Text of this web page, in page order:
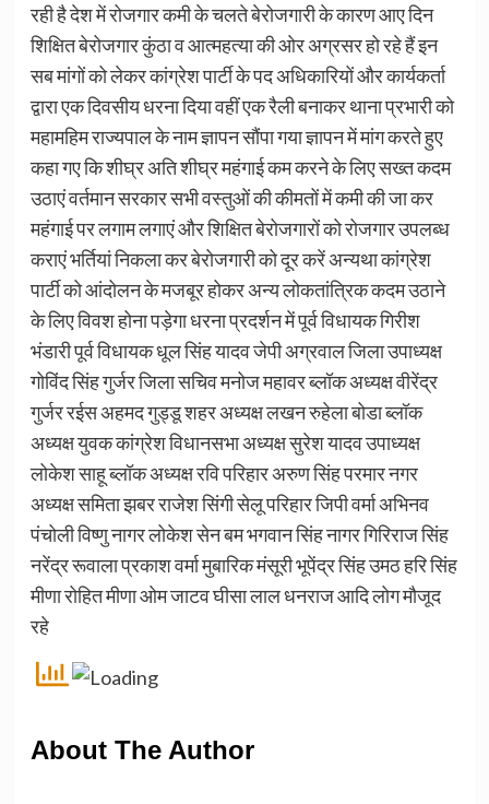
रही है देश में रोजगार कमी के चलते बेरोजगारी के कारण आए दिन
शिक्षित बेरोजगार कुंठा व आत्महत्या की ओर अग्रसर हो रहे हैं इन
सब मांगों को लेकर कांग्रेश पार्टी के पद अधिकारियों और कार्यकर्ता
द्वारा एक दिवसीय धरना दिया वहीं एक रैली बनाकर थाना प्रभारी को
महामहिम राज्यपाल के नाम ज्ञापन सौंपा गया ज्ञापन में मांग करते हुए
कहा गए कि शीघ्र अति शीघ्र महंगाई कम करने के लिए सख्त कदम
उठाएं वर्तमान सरकार सभी वस्तुओं की कीमतों में कमी की जा कर
महंगाई पर लगाम लगाएं और शिक्षित बेरोजगारों को रोजगार उपलब्ध
कराएं भर्तियां निकला कर बेरोजगारी को दूर करें अन्यथा कांग्रेश
पार्टी को आंदोलन के मजबूर होकर अन्य लोकतांत्रिक कदम उठाने
के लिए विवश होना पड़ेगा धरना प्रदर्शन में पूर्व विधायक गिरीश
भंडारी पूर्व विधायक धूल सिंह यादव जेपी अग्रवाल जिला उपाध्यक्ष
गोविंद सिंह गुर्जर जिला सचिव मनोज महावर ब्लॉक अध्यक्ष वीरेंद्र
गुर्जर रईस अहमद गुड्डू शहर अध्यक्ष लखन रुहेला बोडा ब्लॉक
अध्यक्ष युवक कांग्रेश विधानसभा अध्यक्ष सुरेश यादव उपाध्यक्ष
लोकेश साहू ब्लॉक अध्यक्ष रवि परिहार अरुण सिंह परमार नगर
अध्यक्ष समिता झबर राजेश सिंगी सेलू परिहार जिपी वर्मा अभिनव
पंचोली विष्णु नागर लोकेश सेन बम भगवान सिंह नागर गिरिराज सिंह
नरेंद्र रूवाला प्रकाश वर्मा मुबारिक मंसूरी भूपेंद्र सिंह उमठ हरि सिंह
मीणा रोहित मीणा ओम जाटव घीसा लाल धनराज आदि लोग मौजूद
रहे
About The Author